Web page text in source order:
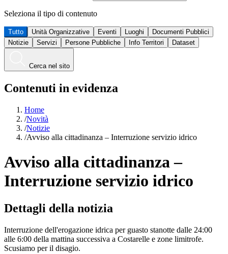
Seleziona il tipo di contenuto
Tutto Unità Organizzative Eventi Luoghi
Documenti Pubblici
Notizie
Servizi Persone Pubbliche Info Territori Dataset
Cerca nel sito
Contenuti in evidenza
Home
/Novità
/Notizie
/Avviso alla cittadinanza – Interruzione servizio idrico
Avviso alla cittadinanza –
Interruzione servizio idrico
Dettagli della notizia
Interruzione dell'erogazione idrica per guasto stanotte dalle 24:00
alle 6:00 della mattina successiva a Costarelle e zone limitrofe.
Scusiamo per il disagio.